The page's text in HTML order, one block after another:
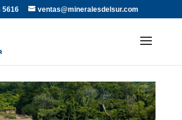
5616 ventas@mineralesdelsur.com